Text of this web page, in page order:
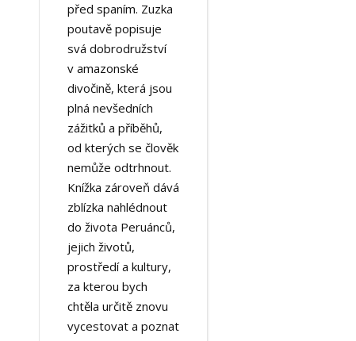
před spaním. Zuzka
poutavě popisuje
svá dobrodružství
v amazonské
divočině, která jsou
plná nevšedních
zážitků a příběhů,
od kterých se člověk
nemůže odtrhnout.
Knížka zároveň dává
zblízka nahlédnout
do života Peruánců,
jejich životů,
prostředí a kultury,
za kterou bych
chtěla určitě znovu
vycestovat a poznat